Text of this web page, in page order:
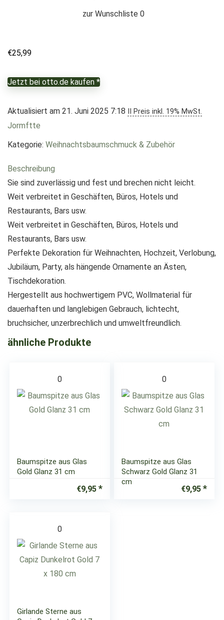
zur Wunschliste 0
€25,99
Jetzt bei otto.de kaufen *
Aktualisiert am 21. Juni 2025 7:18 II Preis inkl. 19% MwSt.
Jormftte
Kategorie: Weihnachtsbaumschmuck & Zubehör
Beschreibung
Sie sind zuverlässig und fest und brechen nicht leicht.
Weit verbreitet in Geschäften, Büros, Hotels und
Restaurants, Bars usw.
Weit verbreitet in Geschäften, Büros, Hotels und
Restaurants, Bars usw.
Perfekte Dekoration für Weihnachten, Hochzeit, Verlobung,
Jubiläum, Party, als hängende Ornamente an Ästen,
Tischdekoration.
Hergestellt aus hochwertigem PVC, Wollmaterial für
dauerhaften und langlebigen Gebrauch, lichtecht,
bruchsicher, unzerbrechlich und umweltfreundlich.
ähnliche Produkte
0
Baumspitze aus Glas
Gold Glanz 31 cm
€9,95
0
Baumspitze aus Glas
Schwarz Gold Glanz 31
cm
€9,95
0
Girlande Sterne aus